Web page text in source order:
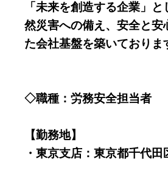
「未来を創造する企業」
然災害への備え、安全と
た会社基盤を築いておりま
◇職種：労務安全担当者
【勤務地】
・東京支店：東京都千代